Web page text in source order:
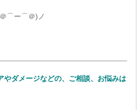
＠⌒ー⌒＠)ノ
やダメージなどの、ご相談、お悩みは